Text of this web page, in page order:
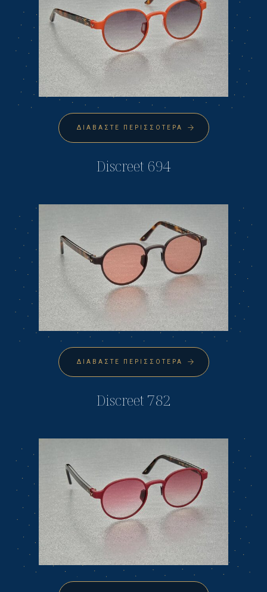
ΔΙΑΒΆΣΤΕ ΠΕΡΙΣΣΌΤΕΡΑ
Discreet 694
ΔΙΑΒΆΣΤΕ ΠΕΡΙΣΣΌΤΕΡΑ
Discreet 782